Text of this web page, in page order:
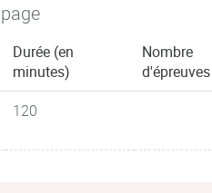
Rickettsia, Legionella,
Brucella). Mycoplasma,
aeruginosa
Durée (en
minutes)
Nombre
d'épreuves
120